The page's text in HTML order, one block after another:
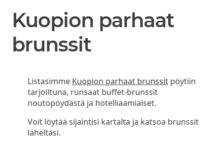
Kuopion parhaat
brunssit
Listasimme Kuopion parhaat brunssit pöytiin
tarjoiltuna, runsaat buffet-brunssit
noutopöydästä ja hotelliaamiaiset.
Voit löytää sijaintisi kartalta ja katsoa brunssit
läheltäsi.